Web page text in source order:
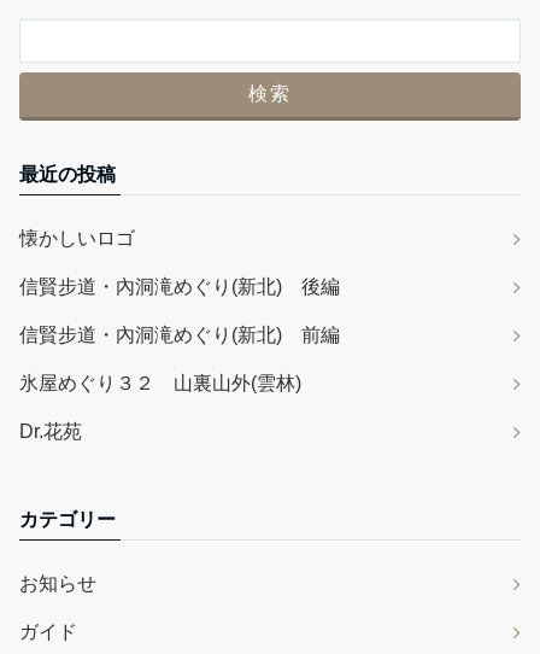
最近の投稿
懐かしいロゴ
信賢步道・內洞滝めぐり(新北) 後編
信賢步道・內洞滝めぐり(新北) 前編
氷屋めぐり３２ 山裏山外(雲林)
Dr.花苑
カテゴリー
お知らせ
ガイド